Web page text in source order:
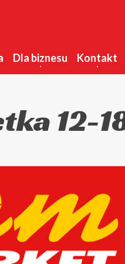
Dla biznesu Kontakt
12-